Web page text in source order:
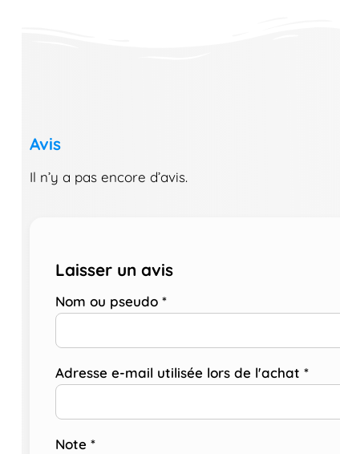
Avis
Il n’y a pas encore d’avis.
Laisser un avis
Nom ou pseudo *
Adresse e-mail utilisée lors de l'achat *
Note *